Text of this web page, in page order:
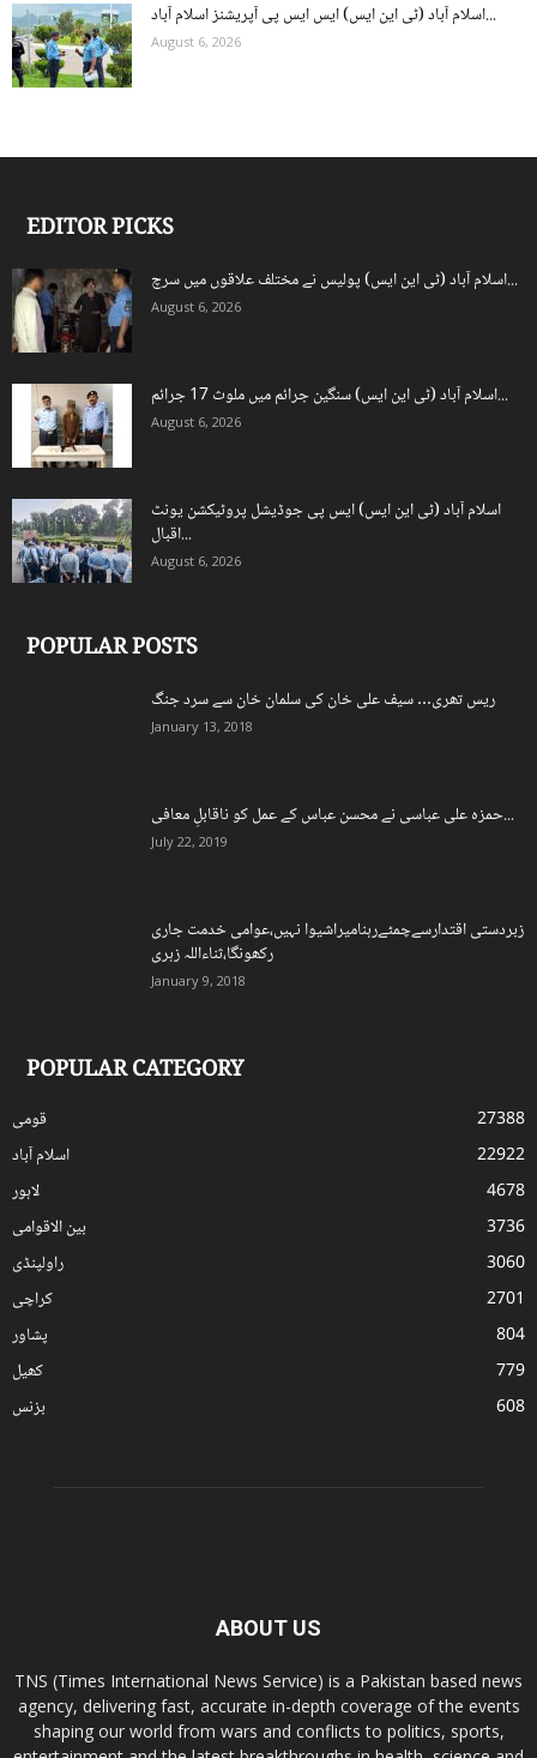
اسلام آباد (ٹی این ایس) ایس ایس پی آپریشنز اسلام آباد...
August 6, 2026
EDITOR PICKS
اسلام آباد (ٹی این ایس) پولیس نے مختلف علاقوں میں سرچ...
August 6, 2026
اسلام آباد (ٹی این ایس) سنگین جرائم میں ملوث 17 جرائم...
August 6, 2026
اسلام آباد (ٹی این ایس) ایس پی جوڈیشل پروٹیکشن یونٹ
اقبال...
August 6, 2026
POPULAR POSTS
ریس تھری… سیف علی خان کی سلمان خان سے سرد جنگ
January 13, 2018
حمزہ علی عباسی نے محسن عباس کے عمل کو ناقابلِ معافی...
July 22, 2019
زبردستی اقتدارسےچمٹےرہنامیراشیوا نہیں،عوامی خدمت جاری
رکھونگا،ثناءاللہ زہری
January 9, 2018
POPULAR CATEGORY
قومی
27388
اسلام آباد
22922
لاہور
4678
بین الاقوامی
3736
راولپنڈی
3060
کراچی
2701
پشاور
804
کھیل
779
بزنس
608
ABOUT US
TNS (Times International News Service) is a Pakistan based news
agency, delivering fast, accurate in-depth coverage of the events
shaping our world from wars and conflicts to politics, sports,